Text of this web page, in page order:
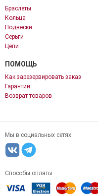
Браслеты
Кольца
Подвески
Серьги
Цепи
ПОМОЩЬ
Как зарезервировать заказ
Гарантии
Возврат товаров
Мы в социальных сетях:
Способы оплаты